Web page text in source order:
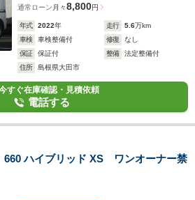
通常ローン 月々8,800円
年式 2022年 走行 5.6万km
車検
車検整備付 修復
なし
保証
保証付 整備
法定整備付
住所
島根県大田市
すぐ在庫確認・見積依頼
電話する
ハイブリッド XS ワンオーナー禁